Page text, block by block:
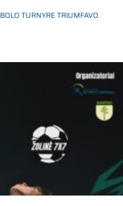
TURNYRE TRIUMFAVO